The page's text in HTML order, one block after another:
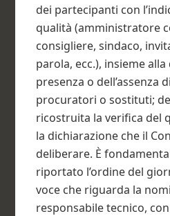
dei partecipanti con
qualità (amministratore
consigliere, sindaco,
parola, ecc.), insieme
presenza o dell’assenza
procuratori o sostituti;
ricostruita la verifica del
la dichiarazione che il
deliberare. È
riportato l’ordine del
voce che riguarda la
responsabile tecnico,